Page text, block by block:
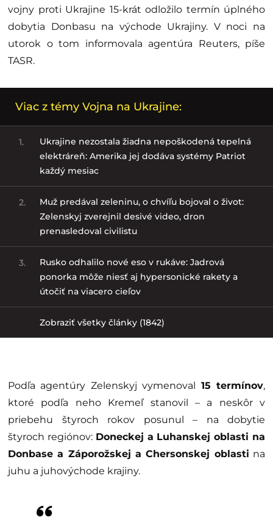
vojny proti Ukrajine 15-krát odložilo termín úplného
dobytia Donbasu na východe Ukrajiny. V noci na
utorok o tom informovala agentúra Reuters, píše
TASR.
Viac z témy Vojna na Ukrajine:
1.
Ukrajine nezostala žiadna nepoškodená tepelná
elektráreň: Amerika jej dodáva systémy Patriot
každý mesiac
2.
Muž predával zeleninu, o chvíľu bojoval o život:
Zelenskyj zverejnil desivé video, dron
prenasledoval civilistu
3.
Rusko odhalilo nové eso v rukáve: Jadrová
ponorka môže niesť aj hypersonické rakety a
útočiť na viacero cieľov
Zobraziť všetky články (1842)
Podľa agentúry Zelenskyj vymenoval 15 termínov,
ktoré podľa neho Kremeľ stanovil – a neskôr v
priebehu štyroch rokov posunul – na dobytie
štyroch regiónov: Doneckej a Luhanskej oblasti na
Donbase a Záporožskej a Chersonskej oblasti na
juhu a juhovýchode krajiny.